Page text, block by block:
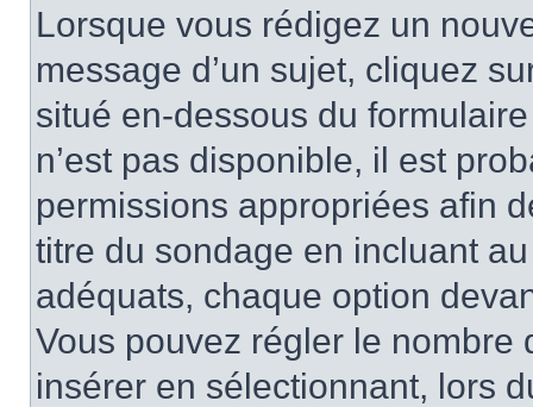
Lorsque vous rédigez un
message d’un sujet, cliquez
situé en-dessous du
n’est pas disponible, il est
permissions appropriées afin
titre du sondage en incluant
adéquats, chaque option
Vous pouvez régler le nombre
insérer en sélectionnant, lors